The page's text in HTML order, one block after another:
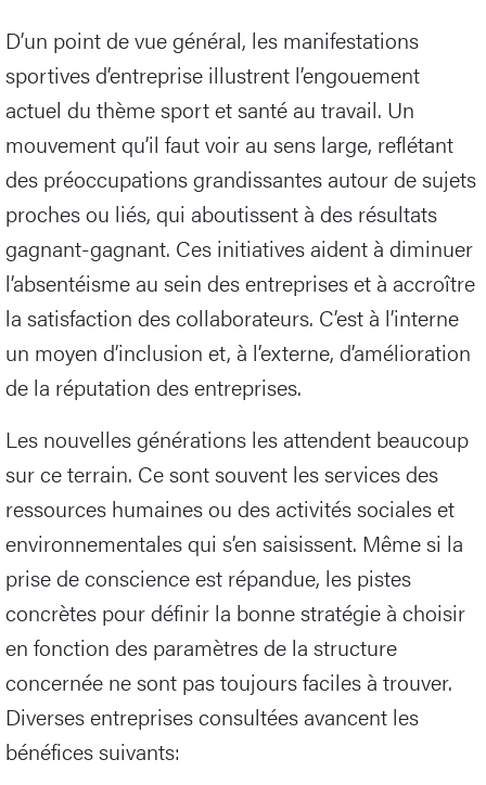
D’un point de vue général, les manifestations
sportives d’entreprise illustrent l’engouement
actuel du thème sport et santé au travail. Un
mouvement qu’il faut voir au sens large, reflétant
des préoccupations grandissantes autour de sujets
proches ou liés, qui aboutissent à des résultats
gagnant-gagnant. Ces initiatives aident à diminuer
l’absentéisme au sein des entreprises et à accroître
la satisfaction des collaborateurs. C’est à l’interne
un moyen d’inclusion et, à l’externe, d’amélioration
de la réputation des entreprises.
Les nouvelles générations les attendent beaucoup
sur ce terrain. Ce sont souvent les services des
ressources humaines ou des activités sociales et
environnementales qui s’en saisissent. Même si la
prise de conscience est répandue, les pistes
concrètes pour définir la bonne stratégie à choisir
en fonction des paramètres de la structure
concernée ne sont pas toujours faciles à trouver.
Diverses entreprises consultées avancent les
bénéfices suivants: